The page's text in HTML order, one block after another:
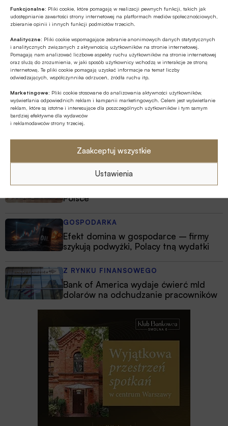
Funkcjonalne: Pliki cookie, które pomagają w realizacji pewnych funkcji, takich jak
udostępnianie zawartości strony internetowej na platformach mediów społecznościowych,
zbieranie opinii i innych funkcji podmiotów trzecich.
Analityczne: Pliki cookie wspomagające zebranie anonimowych danych statystycznych
i analitycznych związanych z aktywnością użytkowników na stronie internetowej.
Pomagają nam analizować liczbowe aspekty ruchu użytkowników na stronie internetowej
oraz służą do zrozumienia, w jaki sposób użytkownicy wchodzą w interakcje ze stroną
internetową. Te pliki cookie pomagają uzyskać informacje na temat liczby
odwiedzających, współczynnika odrzuceń, źródła ruchu itp.
Marketingowe: Pliki cookie stosowane do analizowania aktywności użytkowników,
wyświetlania odpowiednich reklam i kampanii marketingowych. Celem jest wyświetlanie
reklam, które są istotne i interesujące dla poszczególnych użytkowników i tym samym
bardziej efektywne dla wydawców
i reklamodawców strony trzeciej.
Zaakceptuj wszystkie
Ustawienia
finansową łatwiej i szybciej
MULTIMEDIA
Jakie są zalety fazy Discovery?
Z RYNKU FINANSOWEGO
Branża leasingowa o inwestycjach w
polskiej gospodarce, programie SAFE i
polityce dual use
MULTIMEDIA
Banki mogą bezpośrednio finansować
przemysł zbrojeniowy
GOSPODARKA
W lipcu ’26 wzrosła stopa bezrobocia w
Polsce
GOSPODARKA
Efekt domina w gospodarce – firmy
szykują podwyżki, Polacy tną wydatki
Z RYNKU FINANSOWEGO
Bank of America wydaje ćwierć mld
dolarów na odchudzanie pracowników